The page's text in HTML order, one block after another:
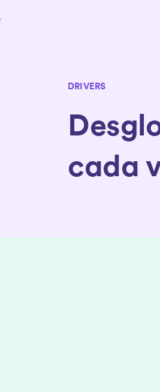
DRIVERS
cada